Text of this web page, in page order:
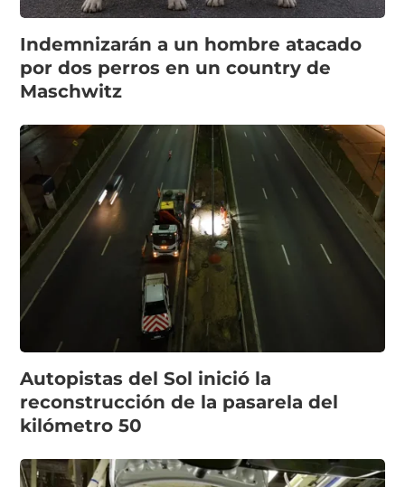
Indemnizarán a un hombre atacado
por dos perros en un country de
Maschwitz
Autopistas del Sol inició la
reconstrucción de la pasarela del
kilómetro 50